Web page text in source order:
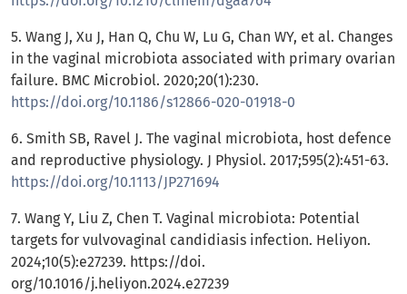
5. Wang J, Xu J, Han Q, Chu W, Lu G, Chan WY, et al. Changes
in the vaginal microbiota associated with primary ovarian
failure. BMC Microbiol. 2020;20(1):230.
https://doi.org/10.1186/s12866-020-01918-0
6. Smith SB, Ravel J. The vaginal microbiota, host defence
and reproductive physiology. J Physiol. 2017;595(2):451-63.
https://doi.org/10.1113/JP271694
7. Wang Y, Liu Z, Chen T. Vaginal microbiota: Potential
targets for vulvovaginal candidiasis infection. Heliyon.
2024;10(5):e27239. https://doi.
org/10.1016/j.heliyon.2024.e27239